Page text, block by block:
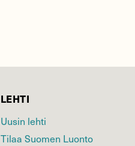
LEHTI
Uusin lehti
Tilaa Suomen Luonto